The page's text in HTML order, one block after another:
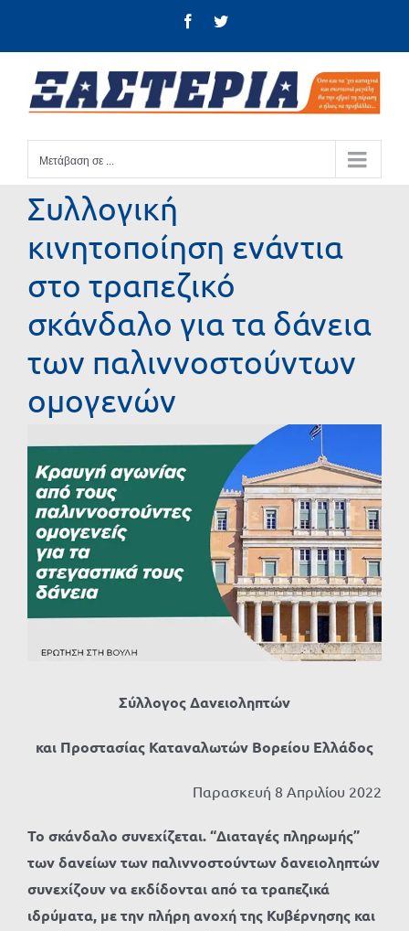
FacebookTwitter
Μετάβαση σε ...
Συλλογική
κινητοποίηση ενάντια
στο τραπεζικό
σκάνδαλο για τα δάνεια
των παλιννοστούντων
ομογενών
μεγαλύτερης
εικόνας
Σύλλογος Δανειοληπτών
και Προστασίας Καταναλωτών Βορείου Ελλάδος
Παρασκευή 8 Απριλίου 2022
Το σκάνδαλο συνεχίζεται. “Διαταγές πληρωμής”
των δανείων των παλιννοστούντων δανειοληπτών
συνεχίζουν να εκδίδονται από τα τραπεζικά
ιδρύματα, με την πλήρη ανοχή της Κυβέρνησης και